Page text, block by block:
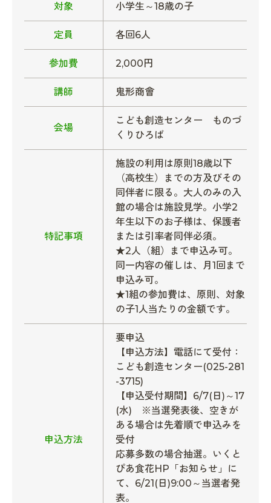
対象 小学生～18歳の子
定員 各回6人
参加費 2,000円
講師 鬼形商會
会場
こども創造センター ものづ
くりひろば
特記事項
施設の利用は原則18歳以下
（高校生）までの方及びその
同伴者に限る。大人のみの入
館の場合は施設見学。小学2
年生以下のお子様は、保護者
または引率者同伴必須。
★2人（組）まで申込み可。
同一内容の催しは、月1回まで
申込み可。
★1組の参加費は、原則、対象
の子1人当たりの金額です。
申込方法
要申込
【申込方法】電話にて受付：
こども創造センター(025-281
-3715)
【申込受付期間】6/7(日)～17
(水) ※当選発表後、空きが
ある場合は先着順で申込みを
受付
応募多数の場合抽選。いくと
ぴあ食花HP「お知らせ」に
て、6/21(日)9:00～当選者発
表。